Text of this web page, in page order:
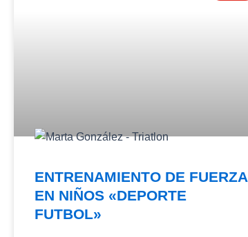
ENTRENAMIENTO DE FUERZA
EN NIÑOS «DEPORTE
FUTBOL»